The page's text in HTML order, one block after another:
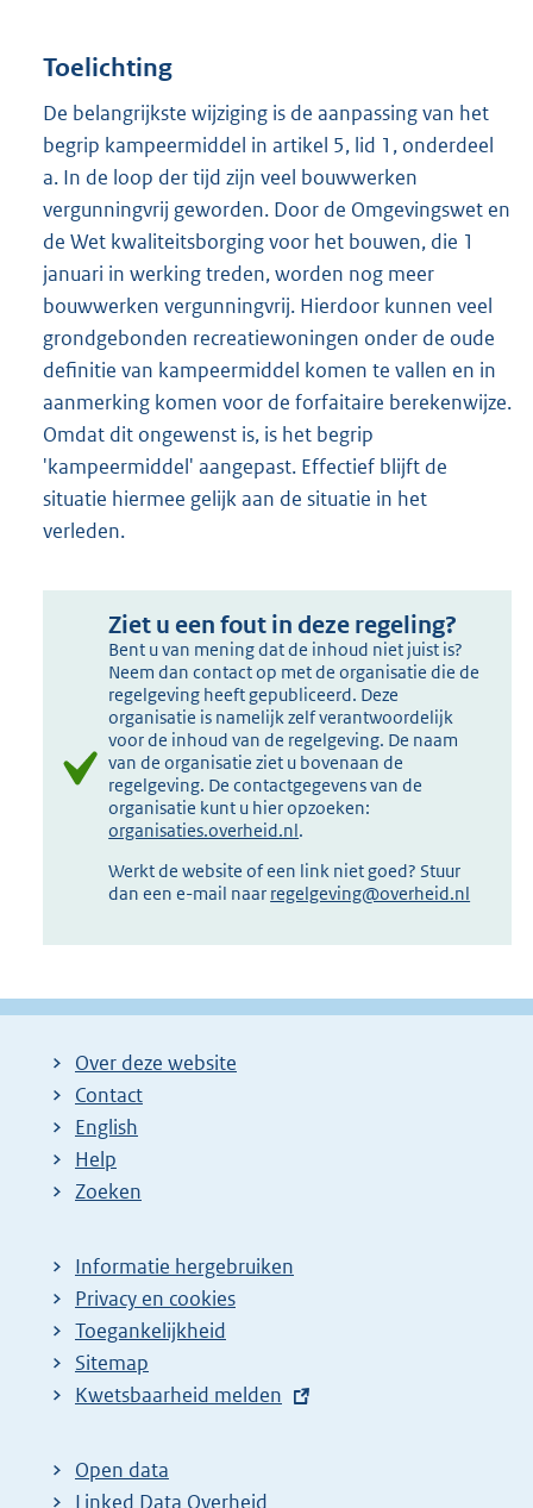
Toelichting
De belangrijkste wijziging is de aanpassing van het
begrip kampeermiddel in artikel 5, lid 1, onderdeel
a. In de loop der tijd zijn veel bouwwerken
vergunningvrij geworden. Door de Omgevingswet en
de Wet kwaliteitsborging voor het bouwen, die 1
januari in werking treden, worden nog meer
bouwwerken vergunningvrij. Hierdoor kunnen veel
grondgebonden recreatiewoningen onder de oude
definitie van kampeermiddel komen te vallen en in
aanmerking komen voor de forfaitaire berekenwijze.
Omdat dit ongewenst is, is het begrip
'kampeermiddel' aangepast. Effectief blijft de
situatie hiermee gelijk aan de situatie in het
verleden.
Ziet u een fout in deze regeling?
Bent u van mening dat de inhoud niet juist is?
Neem dan contact op met de organisatie die de
regelgeving heeft gepubliceerd. Deze
organisatie is namelijk zelf verantwoordelijk
voor de inhoud van de regelgeving. De naam
van de organisatie ziet u bovenaan de
regelgeving. De contactgegevens van de
organisatie kunt u hier opzoeken:
organisaties.overheid.nl.
Werkt de website of een link niet goed? Stuur
dan een e-mail naar regelgeving@overheid.nl
Over deze website
Contact
English
Help
Zoeken
Informatie hergebruiken
Privacy en cookies
Toegankelijkheid
Sitemap
E
t
e
Kwetsbaarheid melden
Open data
Linked Data Overheid